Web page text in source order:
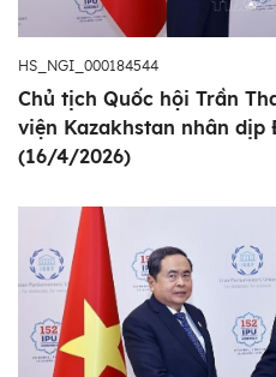
HS_NGI_000184544
Chủ tịch Quốc hội Trần
viện Kazakhstan nhân dịp
(16/4/2026)